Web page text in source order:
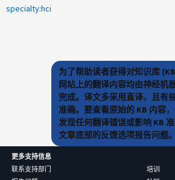
specialty:hci
为了帮助读者获得对知识库
网站上的翻译内容均由神经机
完成。译文多采用直译，且有
准确。要查看原始的 KB 内容
发现任何翻译错误或影响 KB
文章底部的反馈选项报告问题。
更多支持信息
联系支持部门
培训